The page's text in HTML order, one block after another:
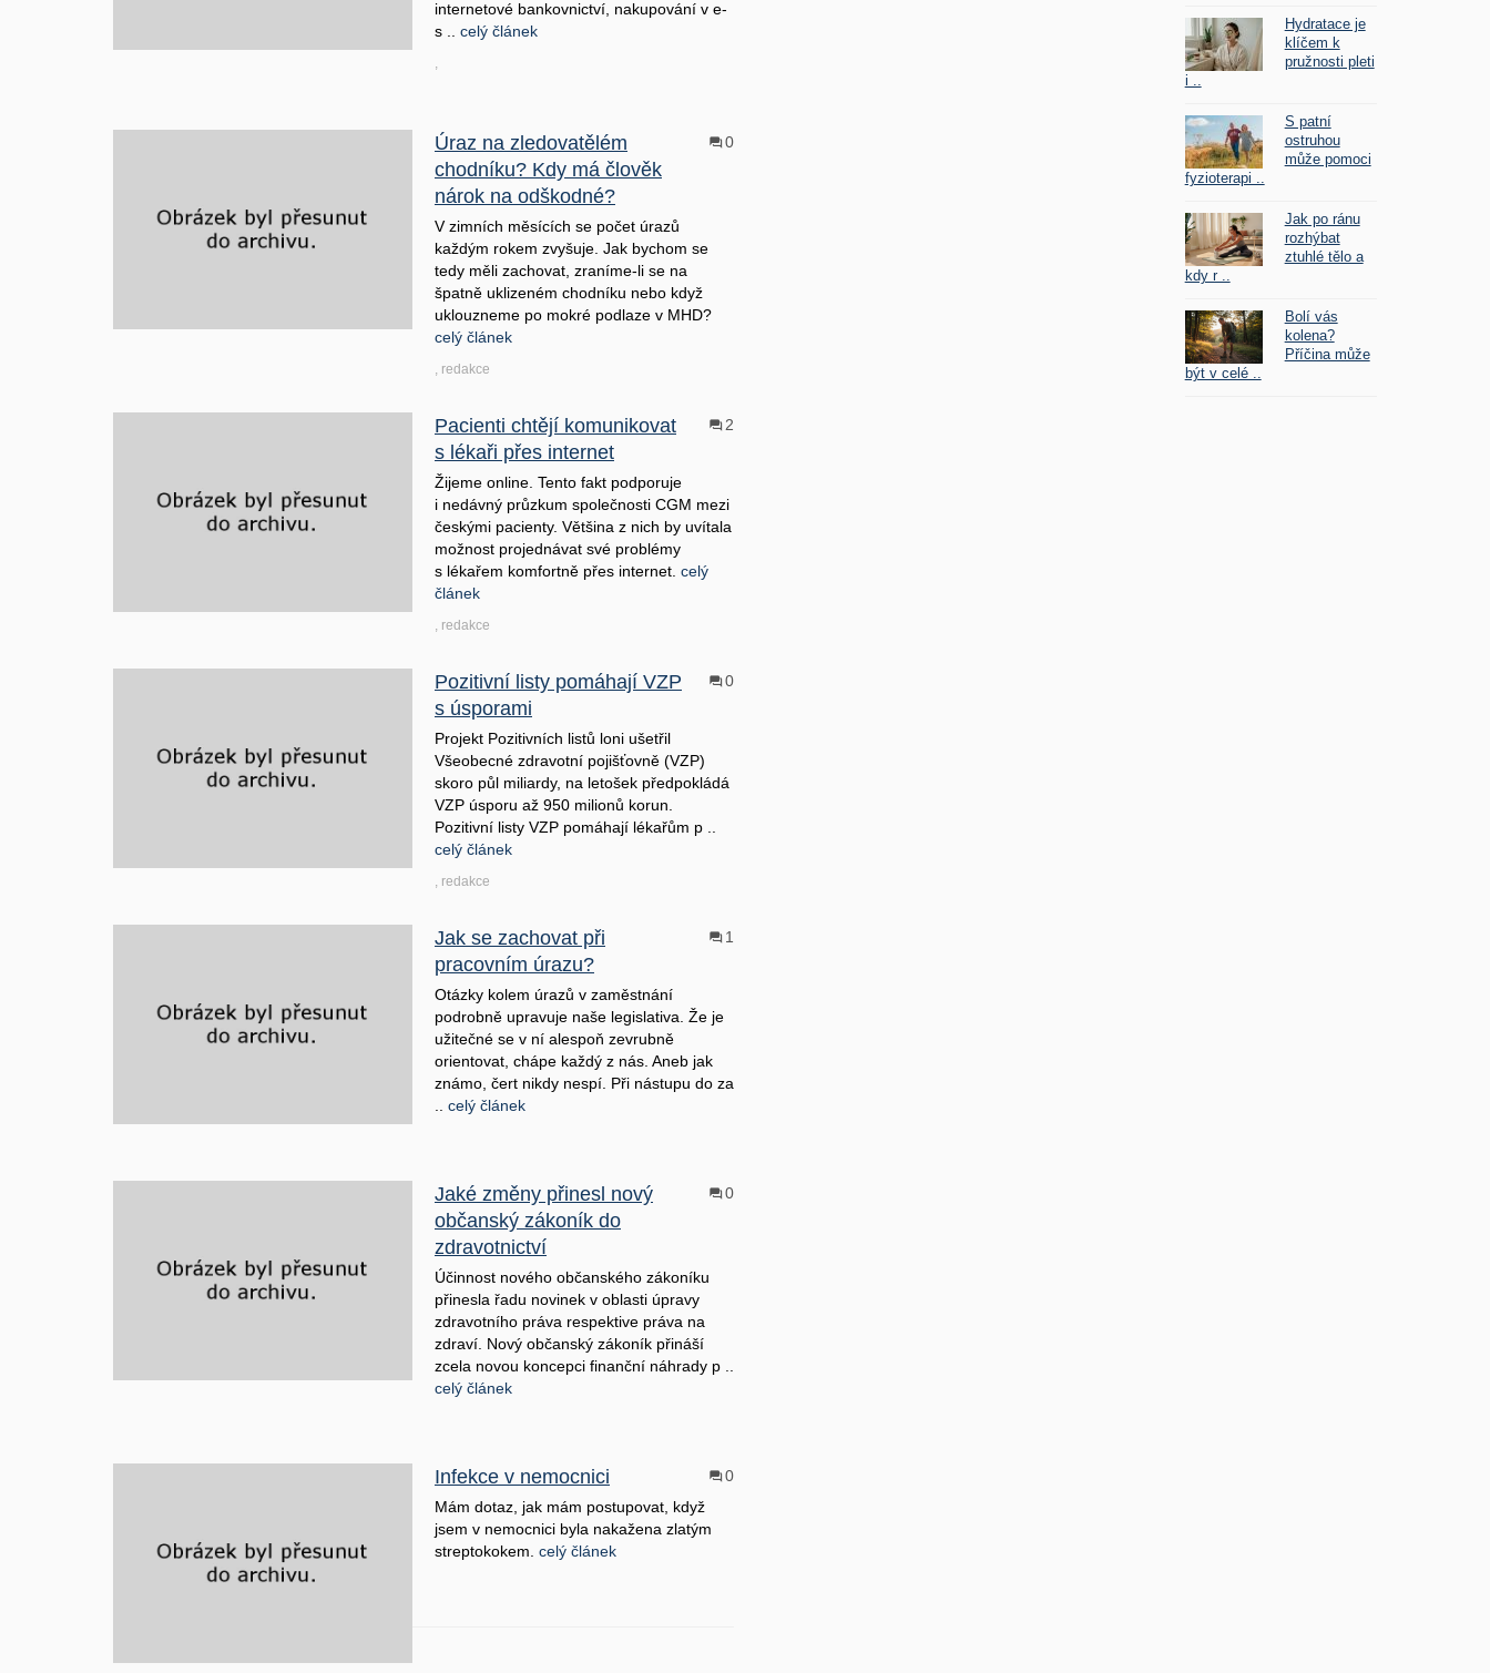
internetové bankovnictví, nakupování v e-
s .. celý článek
,
Úraz na zledovatělém
chodníku? Kdy má člověk
nárok na odškodné?
0
V zimních měsících se počet úrazů
každým rokem zvyšuje. Jak bychom se
tedy měli zachovat, zraníme-li se na
špatně uklizeném chodníku nebo když
uklouzneme po mokré podlaze v MHD?
celý článek
, redakce
Pacienti chtějí komunikovat
s lékaři přes internet
2
Žijeme online. Tento fakt podporuje
i nedávný průzkum společnosti CGM mezi
českými pacienty. Většina z nich by uvítala
možnost projednávat své problémy
s lékařem komfortně přes internet. celý
článek
, redakce
Pozitivní listy pomáhají VZP
s úsporami
0
Projekt Pozitivních listů loni ušetřil
Všeobecné zdravotní pojišťovně (VZP)
skoro půl miliardy, na letošek předpokládá
VZP úsporu až 950 milionů korun.
Pozitivní listy VZP pomáhají lékařům p ..
celý článek
, redakce
Jak se zachovat při
pracovním úrazu?
1
Otázky kolem úrazů v zaměstnání
podrobně upravuje naše legislativa. Že je
užitečné se v ní alespoň zevrubně
orientovat, chápe každý z nás. Aneb jak
známo, čert nikdy nespí. Při nástupu do za
celý článek
Jaké změny přinesl nový
občanský zákoník do
zdravotnictví
0
Účinnost nového občanského zákoníku
přinesla řadu novinek v oblasti úpravy
zdravotního práva respektive práva na
zdraví. Nový občanský zákoník přináší
zcela novou koncepci finanční náhrady p ..
celý článek
Infekce v nemocnici
0
Mám dotaz, jak mám postupovat, když
jsem v nemocnici byla nakažena zlatým
streptokokem. celý článek
Hydratace je
klíčem k
pružnosti pleti
i ..
S patní
ostruhou
může pomoci
fyzioterapi ..
Jak po ránu
rozhýbat
ztuhlé tělo a
kdy r ..
Bolí vás
kolena?
Příčina může
být v celé ..